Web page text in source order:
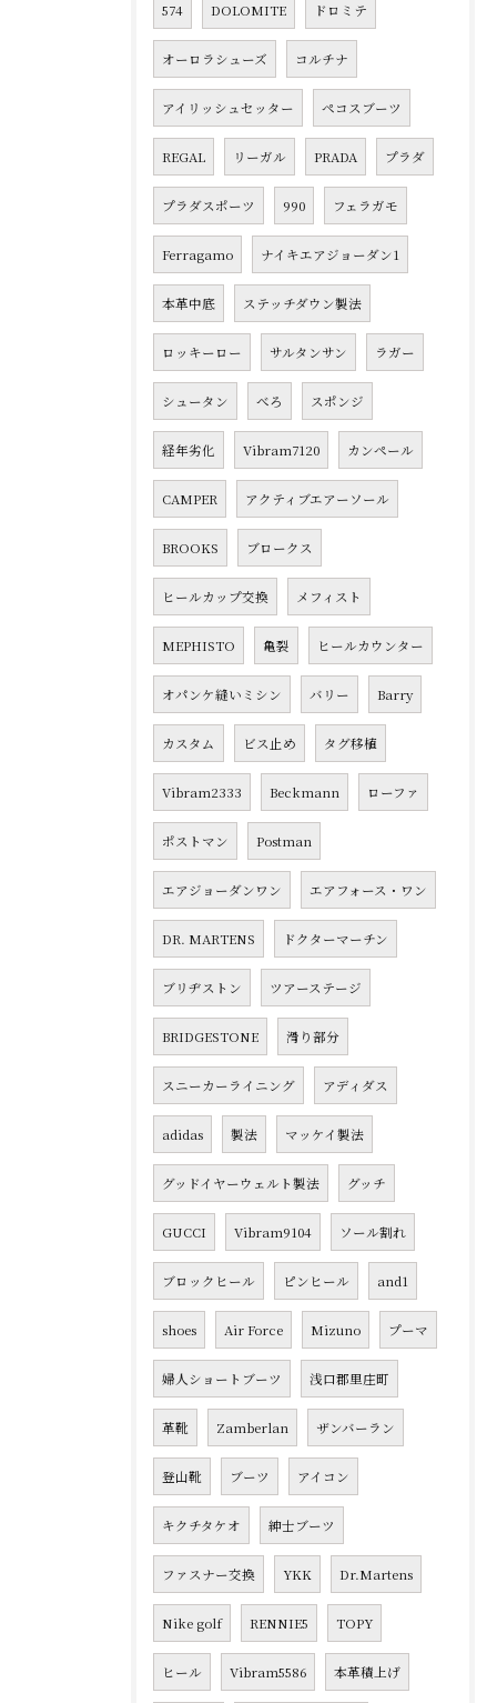
574 DOLOMITE ドロミテ
オーロラシューズ コルチナ
アイリッシュセッター ペコスブーツ
REGAL リーガル PRADA プラダ
プラダスポーツ 990 フェラガモ
Ferragamo ナイキエアジョーダン1
本革中底 ステッチダウン製法
ロッキーロー サルタンサン ラガー
シュータン べろ スポンジ
経年劣化 Vibram7120 カンペール
CAMPER アクティブエアーソール
BROOKS ブロークス
ヒールカップ交換 メフィスト
MEPHISTO 亀裂 ヒールカウンター
オパンケ縫いミシン バリー Barry
カスタム ビス止め タグ移植
Vibram2333 Beckmann ローファ
ポストマン Postman
エアジョーダンワン エアフォース・ワン
DR. MARTENS ドクターマーチン
ブリヂストン ツアーステージ
BRIDGESTONE 滑り部分
スニーカーライニング アディダス
adidas 製法 マッケイ製法
グッドイヤーウェルト製法 グッチ
GUCCI Vibram9104 ソール割れ
ブロックヒール ピンヒール and1
shoes Air Force Mizuno プーマ
婦人ショートブーツ 浅口郡里庄町
革靴 Zamberlan ザンバーラン
登山靴 ブーツ アイコン
キクチタケオ 紳士ブーツ
ファスナー交換 YKK Dr.Martens
Nike golf RENNIE5 TOPY
ヒール Vibram5586 本革積上げ